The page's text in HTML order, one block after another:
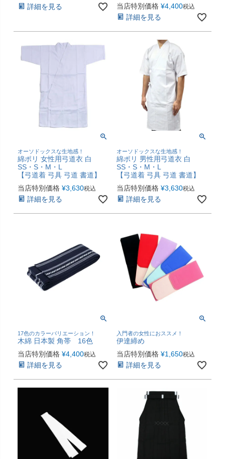
詳細を見る 当店特別価格 ¥4,400税込
詳細を見る
オーソドックスな生地感！
綿ポリ 女性用弓道衣 白
SS・S・M・L
【弓道着 弓具 弓道 書道】
当店特別価格 ¥3,630税込
詳細を見る
オーソドックスな生地感！
綿ポリ 男性用弓道衣 白
SS・S・M・L
【弓道着 弓具 弓道 書道】
当店特別価格 ¥3,630税込
詳細を見る
17色のカラーバリエーション！
木綿 日本製 角帯 16色
当店特別価格 ¥4,400税込
詳細を見る
入門者の女性におススメ！
伊達締め
当店特別価格 ¥1,650税込
詳細を見る